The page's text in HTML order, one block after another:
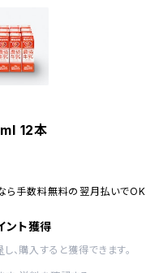
12本
ら 手数料無料の 翌月払いでOK
ント獲得
し、購入すると獲得できます。